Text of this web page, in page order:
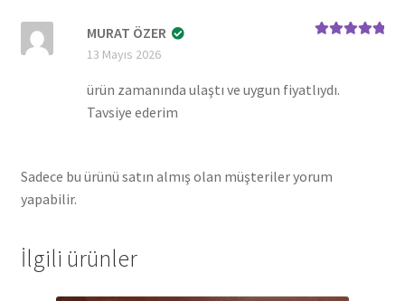
MURAT ÖZER
13 Mayıs 2026
ürün zamanında ulaştı ve uygun fiyatlıydı.
Tavsiye ederim
Sadece bu ürünü satın almış olan müşteriler yorum
yapabilir.
İlgili ürünler